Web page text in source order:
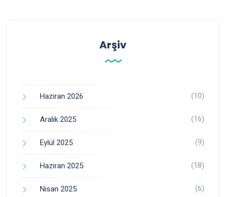
Arşiv
Haziran 2026 (10)
Aralık 2025 (16)
Eylül 2025 (9)
Haziran 2025 (18)
Nisan 2025 (6)